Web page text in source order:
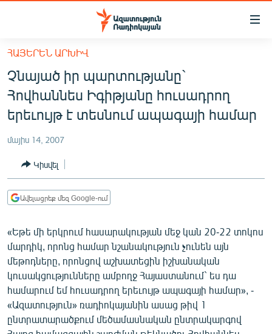
Մատչելիության
հիմնական
բովանդակությանը
Անցնել
հիմնական
մենյուին
ՀԱՅԱՍՏԱՆ
ՔԱՂԱՔԱԿԱՆ
ՀԱՍԱՐԱԿՈՒԹՅՈՒՆ
ՏՆՏԵՍՈՒԹՅՈՒՆ
ՊԱՏԵՐԱԶՄԻ 6 ՇԱԲԱԹՆԵՐԸ
ՏԱՐԱԾԱՇՐՋԱՆ
ՄԻՋԱԶԳԱՅԻՆ
ՄՇԱԿՈՒՅԹ
ՍՊՈՐՏ
ՀԱՅԵՐԵՆ ԱՐԽԻՎ
Չնայած իր պարտությանը`
Հովհաննես Իգիթյանը հուսադրող
երեւույթ է տեսնում ապագայի համար
մայիս 14, 2007
Կիսվել
Ավելացրեք մեզ Google-ում
«Եթե մի երկրում հասարակության մեջ կան 20-22 տոկոս
մարդիկ, որոնց համար նշանակություն չունեն այն
մեթոդները, որոնցով աշխատեցին իշխանական
կուսակցությունները ամբողջ Հայաստանում` ես դա
համարում եմ հուսադրող երեւույթ ապագայի համար», -
«Ազատություն» ռադիոկայանին ասաց թիվ 1
ընտրատարածքում մեծամասնական ընտրակարգով